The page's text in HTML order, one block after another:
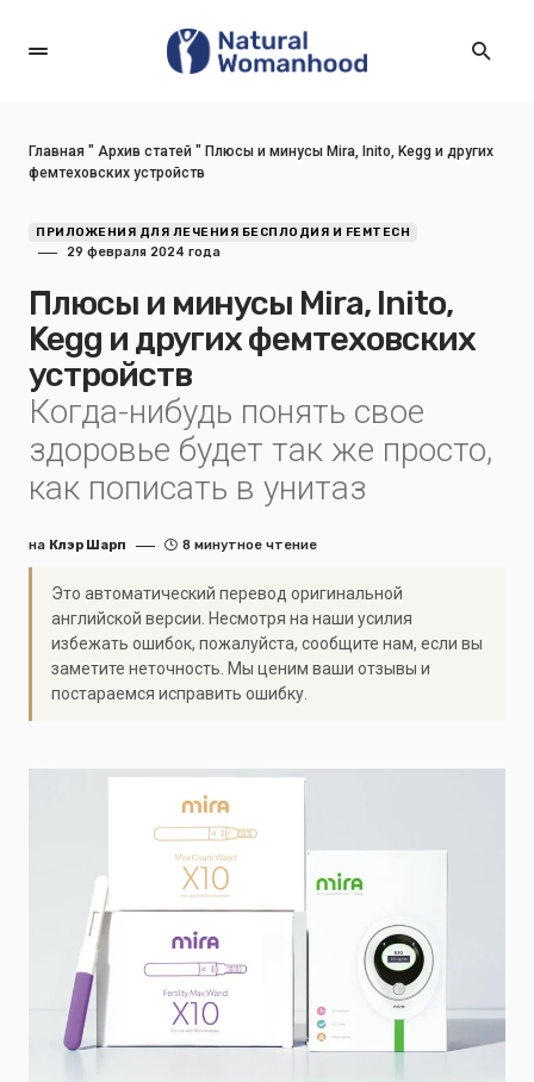
Главная " Архив статей " Плюсы и минусы Mira, Inito, Kegg и других
фемтеховских устройств
ПРИЛОЖЕНИЯ ДЛЯ ЛЕЧЕНИЯ БЕСПЛОДИЯ И FEMTECH
29 февраля 2024 года
Плюсы и минусы Mira, Inito,
Kegg и других фемтеховских
устройств
Когда-нибудь понять свое
здоровье будет так же просто,
как пописать в унитаз
на Клэр Шарп 8 минутное чтение
Это автоматический перевод оригинальной
английской версии. Несмотря на наши усилия
избежать ошибок, пожалуйста, сообщите нам, если вы
заметите неточность. Мы ценим ваши отзывы и
постараемся исправить ошибку.